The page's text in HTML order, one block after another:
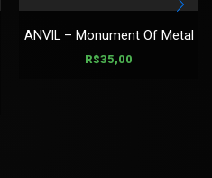
ANVIL – Monument Of Metal
R$35,00